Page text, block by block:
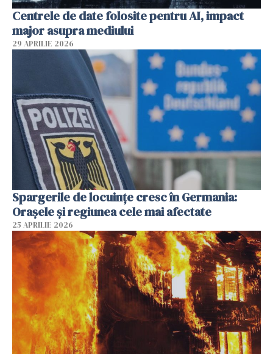
Centrele de date folosite pentru AI, impact
major asupra mediului
29 APRILIE 2026
Spargerile de locuințe cresc în Germania:
Orașele și regiunea cele mai afectate
25 APRILIE 2026